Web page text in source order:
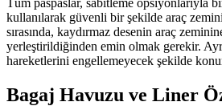
Tüm paspaslar, sabitleme opsiyonlarıyla
kullanılarak güvenli bir şekilde araç
sırasında, kaydırmaz desenin araç
yerleştirildiğinden emin olmak gerekir.
hareketlerini engellemeyecek şekilde
Bagaj Havuzu ve Liner